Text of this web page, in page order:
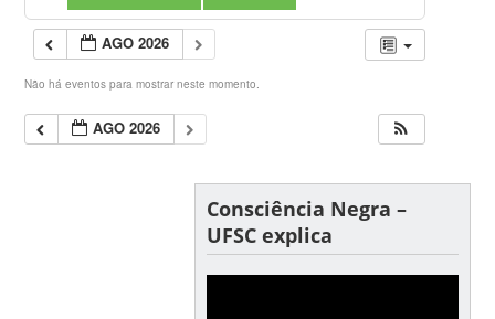
AGO 2026
Não há eventos para mostrar neste momento.
AGO 2026
Consciência Negra –
UFSC explica